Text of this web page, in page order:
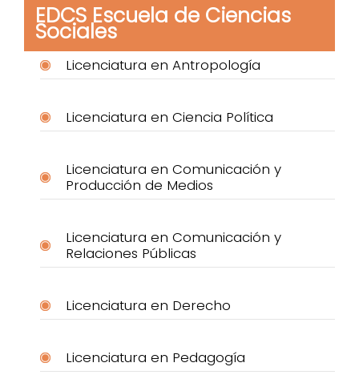
EDCS Escuela de Ciencias
Sociales
Licenciatura en Antropología
Licenciatura en Ciencia Política
Licenciatura en Comunicación y
Producción de Medios
Licenciatura en Comunicación y
Relaciones Públicas
Licenciatura en Derecho
Licenciatura en Pedagogía